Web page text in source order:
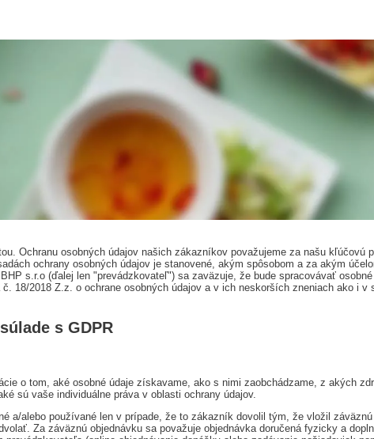
Ochranu osobných údajov našich zákazníkov považujeme za našu kľúčovú
ochrany osobných údajov je stanovené, akým spôsobom a za akým
s.r.o (ďalej len "prevádzkovateľ") sa zaväzuje, že bude spracovávať
18/2018 Z.z. o ochrane osobných údajov a v ich neskorších zneniach ako i v
s GDPR
o tom, aké osobné údaje získavame, ako s nimi zaobchádzame, z akých
sú vaše individuálne práva v oblasti ochrany údajov.
a/alebo používané len v prípade, že to zákazník dovolil tým, že vložil
Za záväznú objednávku sa považuje objednávka doručená fyzicky a